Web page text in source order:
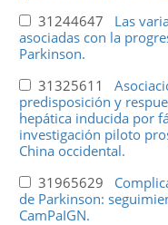
31244647 Las
asociadas con la
Parkinson.
31325611
predisposición y
hepática inducida por
investigación piloto
China occidental.
31965629
de Parkinson:
CamPaIGN.